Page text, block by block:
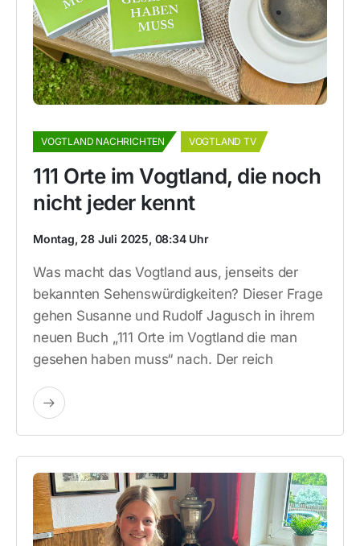
VOGTLAND NACHRICHTEN VOGTLAND TV
111 Orte im Vogtland, die noch
nicht jeder kennt
Montag, 28 Juli 2025, 08:34 Uhr
Was macht das Vogtland aus, jenseits der
bekannten Sehenswürdigkeiten? Dieser Frage
gehen Susanne und Rudolf Jagusch in ihrem
neuen Buch „111 Orte im Vogtland die man
gesehen haben muss“ nach. Der reich